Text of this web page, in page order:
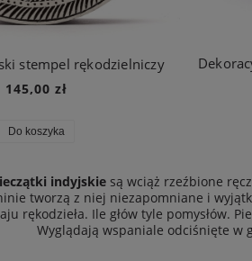
stempel rękodzielniczy
145,00 zł
Do koszyka
indyjskie są wciąż rzeźbione
tworzą z niej niezapomniane i
rękodzieła. Ile głów tyle pomysłów.
Wyglądają wspaniale odciśnięte w